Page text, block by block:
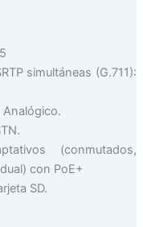
simultáneas (G.711):
Analógico.
(conmutados,
con PoE+
SD.